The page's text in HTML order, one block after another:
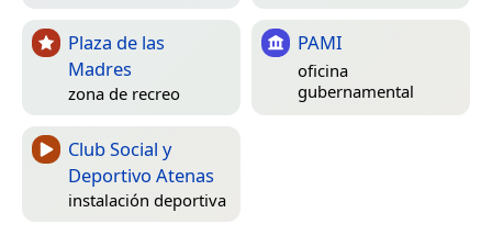
Plaza de las
Madres
zona de recreo
PAMI
oficina
gubernamental
Club Social y
Deportivo Atenas
instalación deportiva